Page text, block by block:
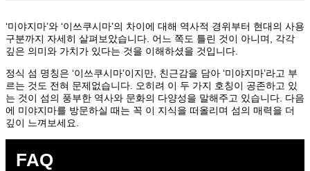
‘미야지마’와 ‘이쓰쿠시마’의 차이에 대해 역사적 경위부터 현대의 사용
구분까지 자세히 살펴보았습니다. 어느 쪽도 틀린 것이 아니며, 각각
깊은 의미와 가치가 있다는 것을 이해하셨을 것입니다.
정식 섬 명칭은 ‘이쓰쿠시마’이지만, 친근감을 담아 ‘미야지마’라고 부
르는 것도 전혀 문제없습니다. 오히려 이 두 가지 호칭이 공존하고 있
는 것이 섬의 풍부한 역사와 문화의 다양성을 말해주고 있습니다. 다음
에 미야지마를 방문하실 때는 꼭 이 지식을 떠올리며 섬의 매력을 더
깊이 느껴보세요.
FAQ